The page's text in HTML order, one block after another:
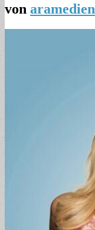
von aramedien